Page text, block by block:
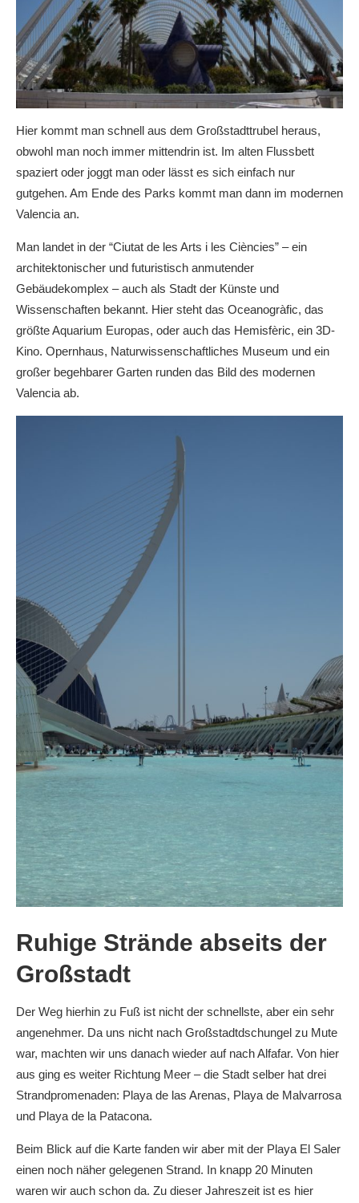
Hier kommt man schnell aus dem Großstadttrubel heraus,
obwohl man noch immer mittendrin ist. Im alten Flussbett
spaziert oder joggt man oder lässt es sich einfach nur
gutgehen. Am Ende des Parks kommt man dann im modernen
Valencia an.
Man landet in der “Ciutat de les Arts i les Ciències” – ein
architektonischer und futuristisch anmutender
Gebäudekomplex – auch als Stadt der Künste und
Wissenschaften bekannt. Hier steht das Oceanogràfic, das
größte Aquarium Europas, oder auch das Hemisfèric, ein 3D-
Kino. Opernhaus, Naturwissenschaftliches Museum und ein
großer begehbarer Garten runden das Bild des modernen
Valencia ab.
Ruhige Strände abseits der
Großstadt
Der Weg hierhin zu Fuß ist nicht der schnellste, aber ein sehr
angenehmer. Da uns nicht nach Großstadtdschungel zu Mute
war, machten wir uns danach wieder auf nach Alfafar. Von hier
aus ging es weiter Richtung Meer – die Stadt selber hat drei
Strandpromenaden: Playa de las Arenas, Playa de Malvarrosa
und Playa de la Patacona.
Beim Blick auf die Karte fanden wir aber mit der Playa El Saler
einen noch näher gelegenen Strand. In knapp 20 Minuten
waren wir auch schon da. Zu dieser Jahreszeit ist es hier